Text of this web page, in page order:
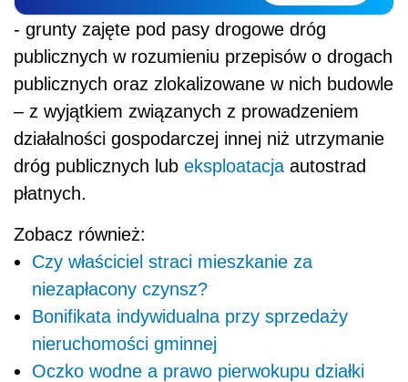
- grunty zajęte pod pasy drogowe dróg
publicznych w rozumieniu przepisów o drogach
publicznych oraz zlokalizowane w nich budowle
– z wyjątkiem związanych z prowadzeniem
działalności gospodarczej innej niż utrzymanie
dróg publicznych lub eksploatacja autostrad
płatnych.
Zobacz również:
Czy właściciel straci mieszkanie za
niezapłacony czynsz?
Bonifikata indywidualna przy sprzedaży
nieruchomości gminnej
Oczko wodne a prawo pierwokupu działki